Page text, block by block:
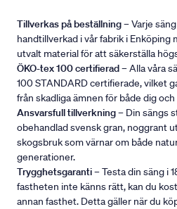
Tillverkas på beställning– Varje
handtillverkad i vår fabrik i Enköping
utvalt material för att säkerställa
ÖKO-tex 100 certifierad– Alla våra
100 STANDARD certifierade, vilket
från skadliga ämnen för både dig
Ansvarsfull tillverkning– Din sängs
obehandlad svensk gran, noggrant
skogsbruk som värnar om både
generationer.
Trygghetsgaranti– Testa din säng i
fastheten inte känns rätt, kan du
annan fasthet. Detta gäller när du